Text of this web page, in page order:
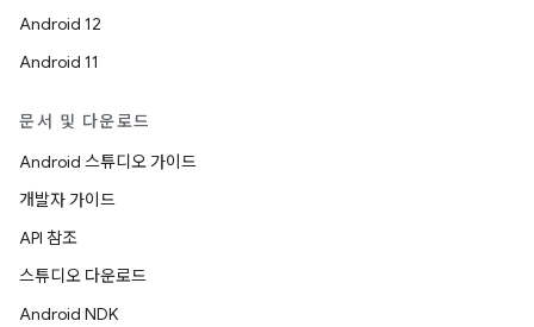
Android 12
Android 11
문서 및 다운로드
Android 스튜디오 가이드
개발자 가이드
API 참조
스튜디오 다운로드
Android NDK